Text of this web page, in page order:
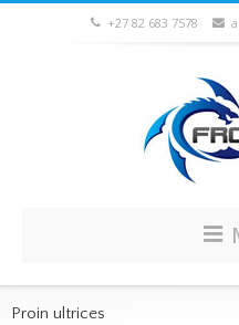
+27 82 683 7578
Proin ultrices